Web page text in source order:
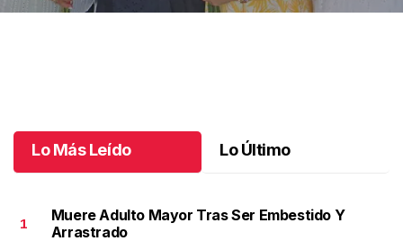
Lo Más Leído Lo Último
1
Muere Adulto Mayor Tras Ser Embestido Y
Arrastrado